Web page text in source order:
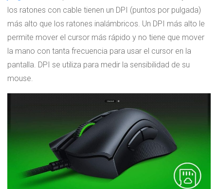
los ratones con cable tienen un DPI (puntos por pulgada)
más alto que los ratones inalámbricos. Un DPI más alto le
permite mover el cursor más rápido y no tiene que mover
la mano con tanta frecuencia para usar el cursor en la
pantalla. DPI se utiliza para medir la sensibilidad de su
mouse.